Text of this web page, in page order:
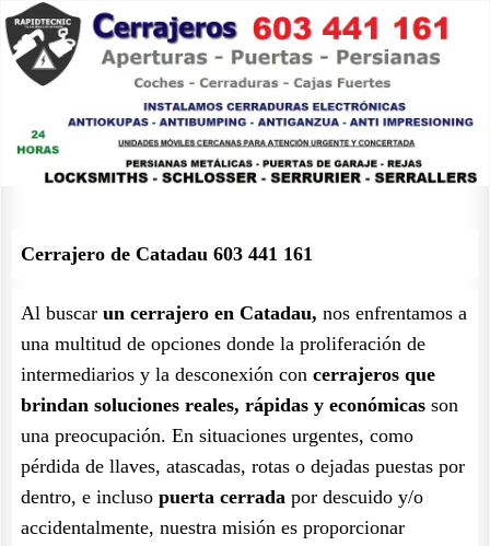
Cerrajero de Catadau 603 441 161
Al buscar un cerrajero en Catadau, nos enfrentamos a
una multitud de opciones donde la proliferación de
intermediarios y la desconexión con cerrajeros que
brindan soluciones reales, rápidas y económicas son
una preocupación. En situaciones urgentes, como
pérdida de llaves, atascadas, rotas o dejadas puestas por
dentro, e incluso puerta cerrada por descuido y/o
accidentalmente, nuestra misión es proporcionar